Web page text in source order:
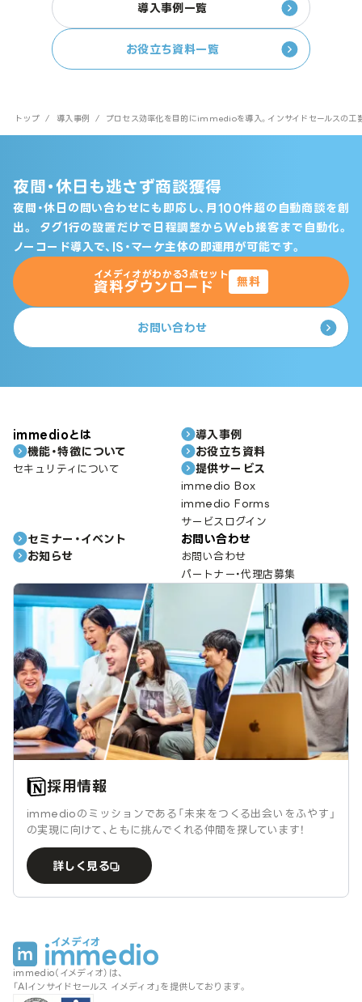
導入事例一覧
お役立ち資料一覧
トップ / 導入事例 / プロセス効率化を目的にimmedioを導入。インサイドセールスの工
夜間・休日も逃さず商談獲得
夜間・休日の問い合わせにも即応し、月100件超の自動商談を創
出。
タグ1行の設置だけで日程調整からWeb接客まで自動化。
ノーコード導入で、IS・マーケ主体の即運用が可能です。
イメディオがわかる3点セット
資料ダウンロード 無料
お問い合わせ
immedioとは
機能・特徴について
セキュリティについて
導入事例
お役立ち資料
提供サービス
immedio Box
immedio Forms
サービスログイン
セミナー・イベント
お知らせ
お問い合わせ
お問い合わせ
パートナー・代理店募集
採用情報
immedioのミッションである「未来をつくる出会いをふやす」
の実現に向けて、ともに挑んでくれる仲間を探しています！
詳しく見る
immedio（イメディオ）は、
「AIインサイドセールス イメディオ」を提供しております。